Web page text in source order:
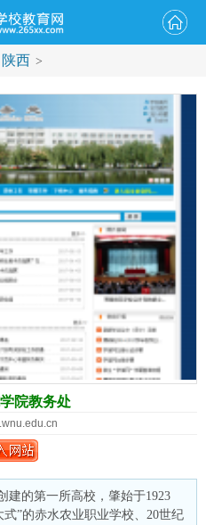
陕西 >
院教务处
建的第一所高校，肇始于1923
”的赤水农业职业学校、20世纪